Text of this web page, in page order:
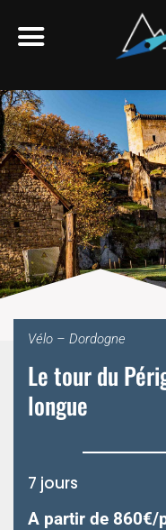
Vélo – Dordogne
Le tour du
longue
7 jours
A partir de 860€/